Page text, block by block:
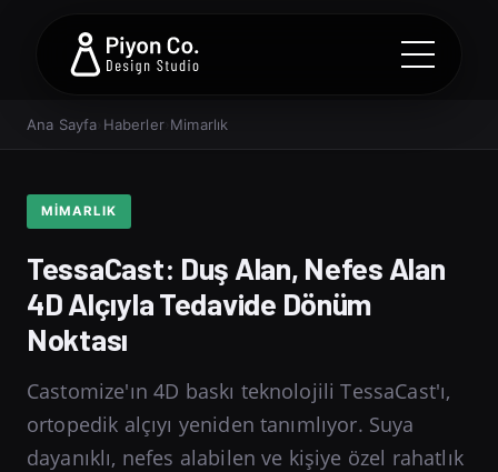
Ana Sayfa Haberler› Mimarlık
MIMARLIK
TessaCast: Duş Alan, Nefes Alan
4D Alçıyla Tedavide Dönüm
Noktası
Castomize'ın 4D baskı teknolojili TessaCast'ı,
ortopedik alçıyı yeniden tanımlıyor. Suya
dayanıklı, nefes alabilen ve kişiye özel rahatlık